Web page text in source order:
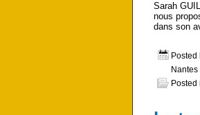
Sarah
nous
dans son
Posted
Nantes
Posted